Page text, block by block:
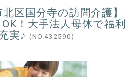
北区国分寺の訪問介護】
！大手法人母体で福利
実♪ (NO.432590)